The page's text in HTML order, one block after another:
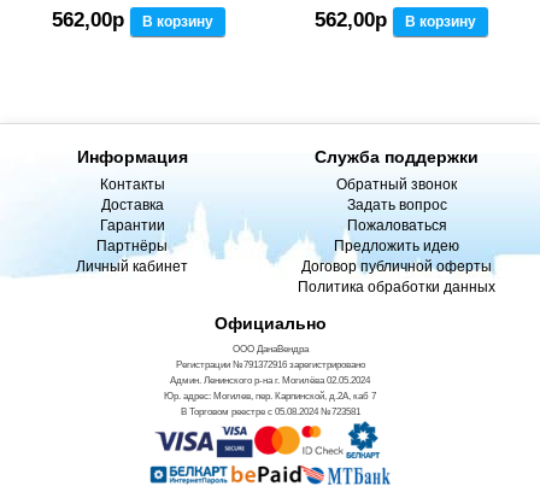
562,00р В корзину 562,00р В корзину
Информация
Контакты
Доставка
Гарантии
Партнёры
Личный кабинет
Служба поддержки
Обратный звонок
Задать вопрос
Пожаловаться
Предложить идею
Договор публичной оферты
Политика обработки данных
Официально
ООО ДанаВендра
Регистрации №791372916 зарегистрировано
Админ. Ленинского р-на г. Могилёва 02.05.2024
Юр. адрес: Могилев, пер. Карпинской, д.2А, каб 7
В Торговом реестре с 05.08.2024 №723581